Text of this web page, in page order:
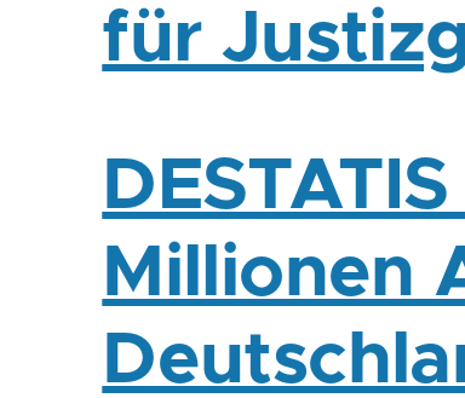
für
Millionen